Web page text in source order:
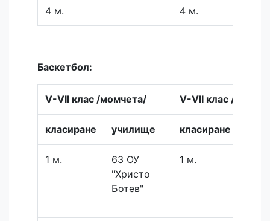
4 м. 4 м.
Баскетбол:
V-VII клас /момчета/ V-VII клас /
класиране училище класиране
1 м.
63 ОУ
"Христо
Ботев"
1 м.